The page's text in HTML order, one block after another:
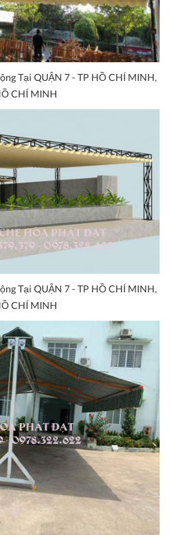
Tại QUẬN 7 - TP HỒ CHÍ MINH,
CHÍ MINH
Tại QUẬN 7 - TP HỒ CHÍ MINH,
CHÍ MINH